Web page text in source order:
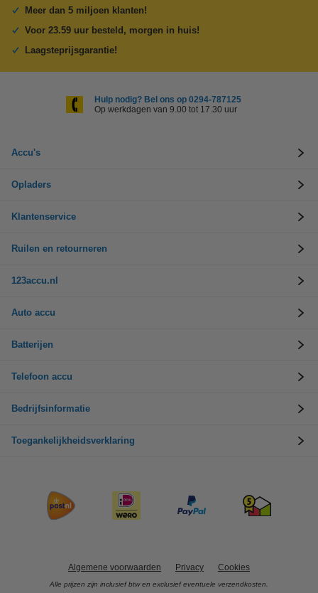
Meer dan 5 miljoen klanten!
Voor 23.59 uur besteld, morgen in huis!
Laagsteprijsgarantie!
Hulp nodig? Bel ons op 0294-787125
Op werkdagen van 9.00 tot 17.30 uur
Accu's
Opladers
Klantenservice
Ruilen en retourneren
123accu.nl
Auto accu
Batterijen
Telefoon accu
Bedrijfsinformatie
Toegankelijkheidsverklaring
Algemene voorwaarden Privacy Cookies
Alle prijzen zijn inclusief btw en exclusief eventuele verzendkosten.